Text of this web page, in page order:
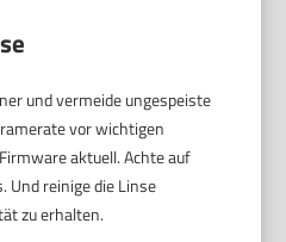
und vermeide ungespeiste
vor wichtigen
aktuell. Achte auf
Und reinige die Linse
zu erhalten.